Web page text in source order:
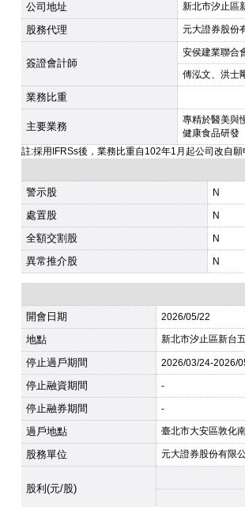
公司地址
新北市汐止區
股務代理 元大證券股份
簽證會計師
安侯建業聯合
傅泓文、洪士
業務比重
主要業務
專精於醫美與
健康食品研發
註:採用IFRSs後，業務比重自102年1月起公司改自願
警示股
N
處置股 N
全額交割股 N
異常推介股 N
開會日期
2026/05/22
地點 新北市汐止區新台
停止過戶期間 2026/03/24-2026/
停止融資期間 -
停止融券期間
-
過戶地點
臺北市大安區敦化
股務單位 元大證券股份有限
股利(元/股)